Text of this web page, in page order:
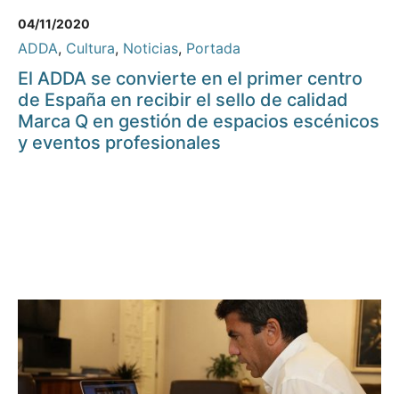
04/11/2020
ADDA, Cultura, Noticias, Portada
El ADDA se convierte en el primer centro
de España en recibir el sello de calidad
Marca Q en gestión de espacios escénicos
y eventos profesionales